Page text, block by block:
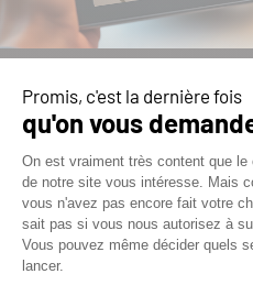
ESTIMER LA
VOTRE FUTUR
CHAUFFAGE
Vous avez un projet de
d’aménagement ? Poêle
cheminée ou cuisinière :